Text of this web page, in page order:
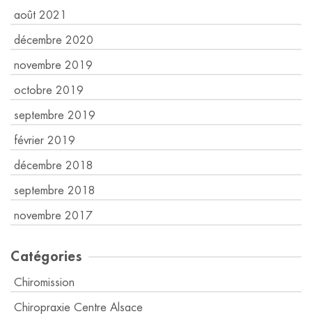
août 2021
décembre 2020
novembre 2019
octobre 2019
septembre 2019
février 2019
décembre 2018
septembre 2018
novembre 2017
Catégories
Chiromission
Chiropraxie Centre Alsace